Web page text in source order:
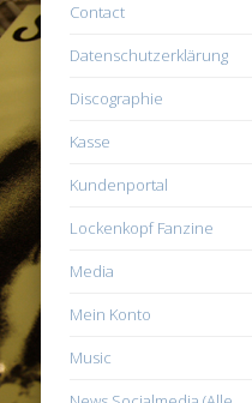
Contact
Datenschutzerklärung
Discographie
Kasse
Kundenportal
Lockenkopf Fanzine
Media
Mein Konto
Music